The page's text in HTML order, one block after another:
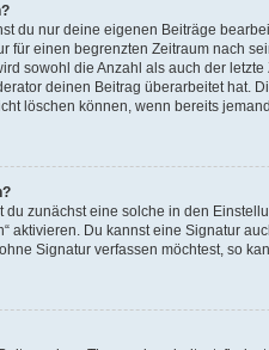
du nur deine eigenen Beiträge
für einen begrenzten Zeitraum nach
sowohl die Anzahl als auch der
deinen Beitrag überarbeitet hat.
löschen können, wenn bereits
zunächst eine solche in den
aktivieren. Du kannst eine Signatur
Signatur verfassen möchtest, so